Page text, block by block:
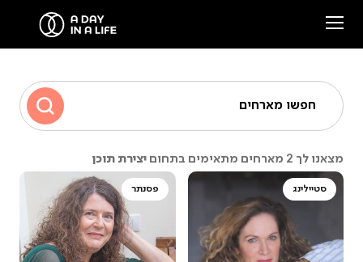
צרו קשר
סיפורים ממפגשים
חפשו מארחים
מצאנו לך 2 מארחים מתאימים בתחום יצירת תוכן
סטיילינג פסנתר